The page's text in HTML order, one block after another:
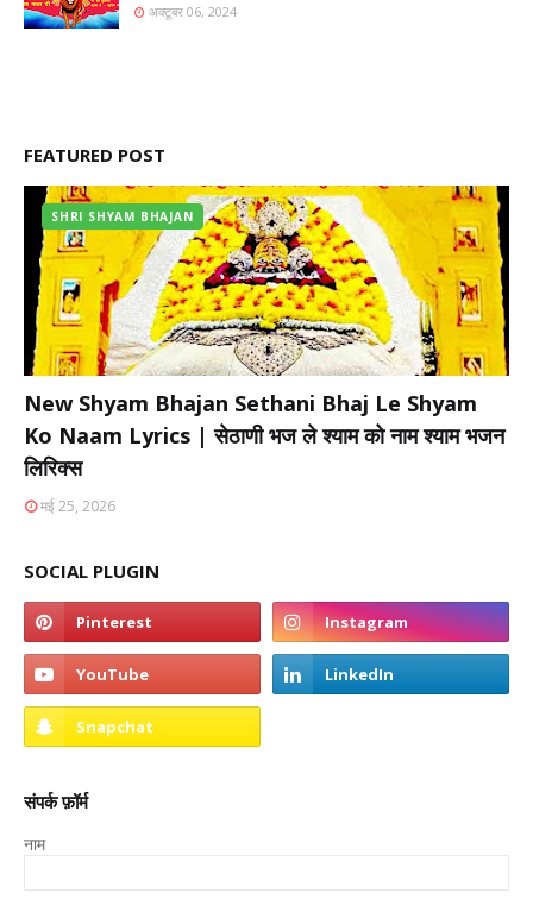
अक्टूबर 06, 2024
FEATURED POST
SHRI SHYAM BHAJAN
New Shyam Bhajan Sethani Bhaj Le Shyam
Ko Naam Lyrics | सेठाणी भज ले श्याम को नाम श्याम भजन
लिरिक्स
मई 25, 2026
SOCIAL PLUGIN
संपर्क फ़ॉर्म
नाम